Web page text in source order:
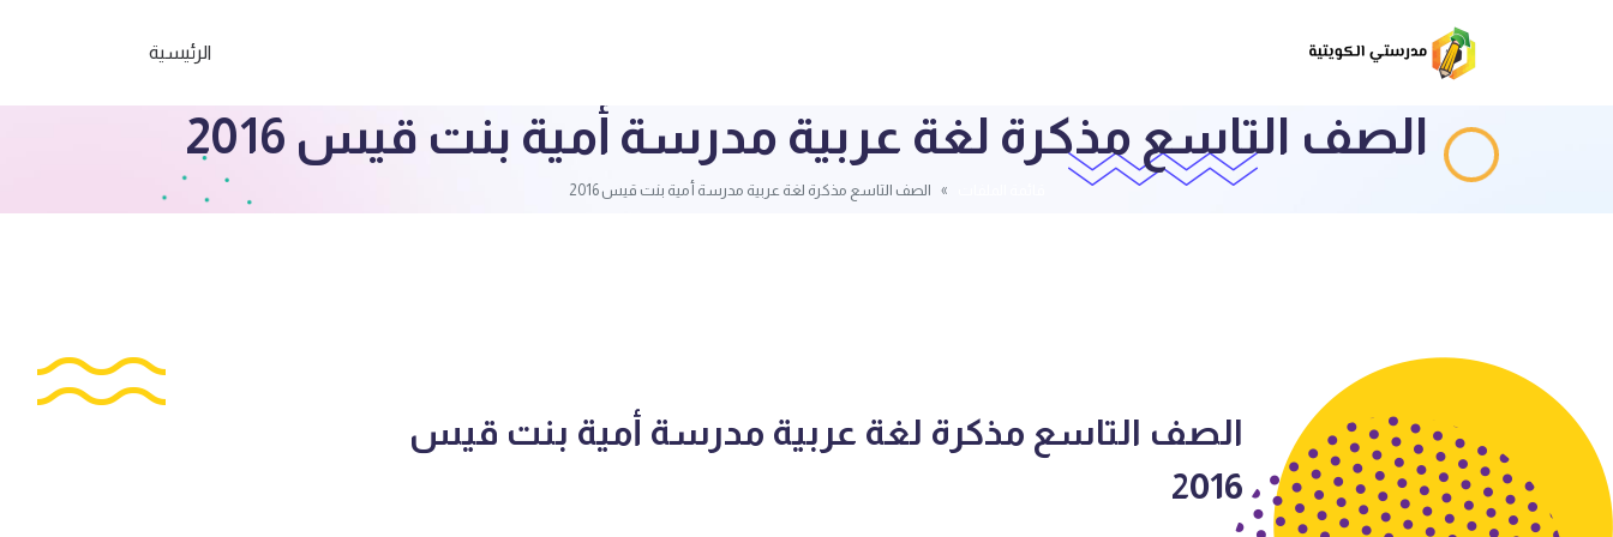
الرئيسية
الصف التاسع مذكرة لغة عربية مدرسة أمية بنت قيس 2016
الصف التاسع مذكرة لغة عربية مدرسة أمية بنت قيس 2016
الصف التاسع مذكرة لغة عربية مدرسة أمية بنت قيس
2016